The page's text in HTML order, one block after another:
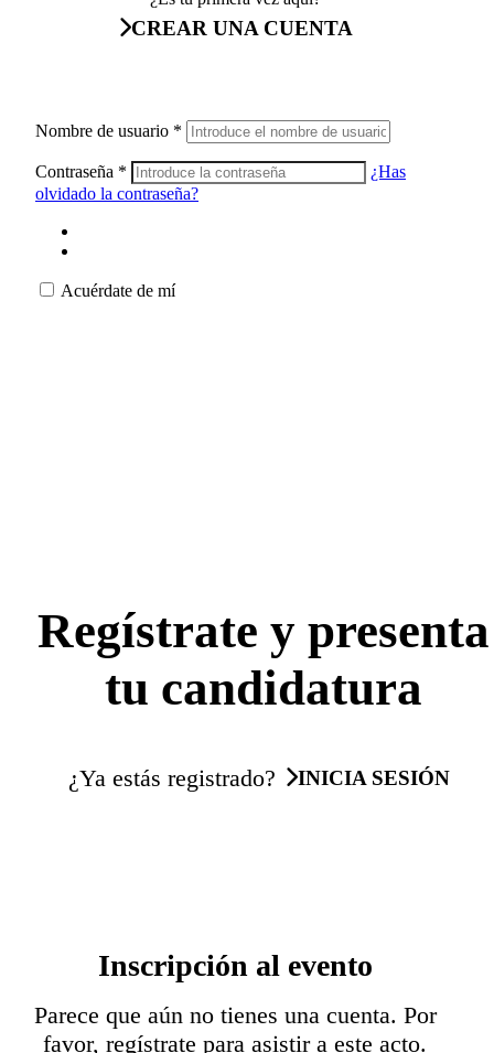
CREAR UNA CUENTA
Nombre de usuario *
Contraseña *
¿Has
olvidado la contraseña?
Acuérdate de mí
Regístrate y presenta
tu candidatura
¿Ya estás registrado? INICIA SESIÓN
Inscripción al evento
Parece que aún no tienes una cuenta. Por
favor, regístrate para asistir a este acto.